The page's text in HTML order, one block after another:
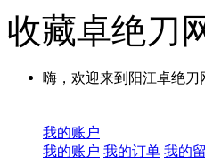
收藏卓绝刀
嗨，欢迎来到阳江卓绝刀
我的账户
我的账户 我的订单 我的